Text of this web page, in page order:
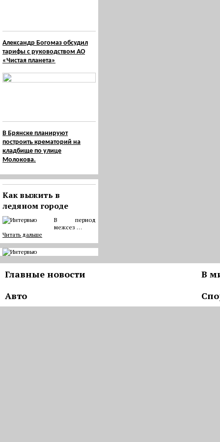
Александр Богомаз обсудил
тарифы с руководством АО
«Чистая планета»
В Брянске планируют
построить крематорий на
кладбище по улице
Молокова.
Как выжить в
ледяном городе
В период
межсез …
Читать дальше
Главные новости
В
Авто